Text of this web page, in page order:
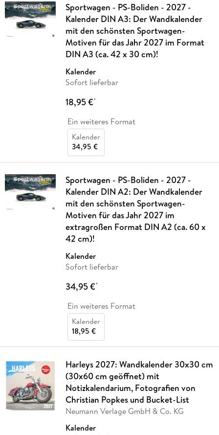
Sportwagen - PS-Boliden - 2027 -
Kalender DIN A3: Der Wandkalender
mit den schönsten Sportwagen-
Motiven für das Jahr 2027 im Format
DIN A3 (ca. 42 x 30 cm)!
Kalender
Sofort lieferbar
18,95 €*
Ein weiteres Format
Kalender
34,95 €
Sportwagen - PS-Boliden - 2027 -
Kalender DIN A2: Der Wandkalender
mit den schönsten Sportwagen-
Motiven für das Jahr 2027 im
extragroßen Format DIN A2 (ca. 60 x
42 cm)!
Kalender
Sofort lieferbar
34,95 €*
Ein weiteres Format
Kalender
18,95 €
Harleys 2027: Wandkalender 30x30 cm
(30x60 cm geöffnet) mit
Notizkalendarium, Fotografien von
Christian Popkes und Bucket-List
Neumann Verlage GmbH & Co. KG
Kalender